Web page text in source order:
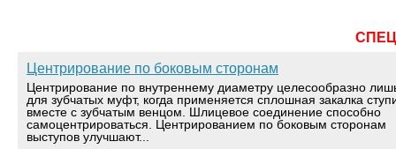
Центрирование по боковым сторонам
Центрирование по внутреннему диаметру целесообразно
для зубчатых муфт, когда применяется сплошная закалка
вместе с зубчатым венцом. Шлицевое соединение способно
самоцентрироваться. Центрированием по боковым сторонам
выступов улучшают...